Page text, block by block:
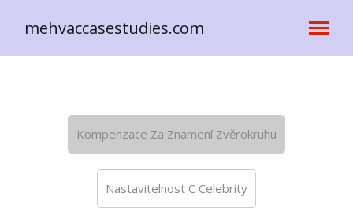
mehvaccasestudies.com
Kompenzace Za Znamení Zvěrokruhu
Nastavitelnost C Celebrity